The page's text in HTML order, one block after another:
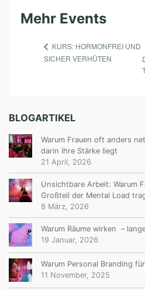
R
Mehr Events
KURS: HORMONFREI UND
SICHER VERHÜTEN
BLOGARTIKEL
Warum Frauen oft anders
darin ihre Stärke liegt
21 April, 2026
Unsichtbare Arbeit: Warum
Großteil der Mental Load
8 März, 2026
Warum Räume wirken –
19 Januar, 2026
Warum Personal Branding
11 November, 2025